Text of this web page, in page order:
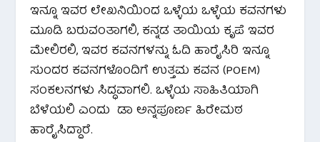
ಇನ್ನೂ ಇವರ ಲೇಖನಿಯಿಂದ ಒಳ್ಳೆಯ ಒಳ್ಳೆಯ ಕವನಗಳು
ಮೂಡಿ ಬರುವಂತಾಗಲಿ, ಕನ್ನಡ ತಾಯಿಯ ಕೃಪೆ ಇವರ
ಮೇಲಿರಲಿ, ಇವರ ಕವನಗಳನ್ನು ಓದಿ ಹಾರೈಸಿರಿ ಇನ್ನೂ
ಸುಂದರ ಕವನಗಳೊಂದಿಗೆ ಉತ್ತಮ ಕವನ (POEM)
ಸಂಕಲನಗಳು ಸಿದ್ಧವಾಗಲಿ. ಒಳ್ಳೆಯ ಸಾಹಿತಿಯಾಗಿ
ಬೆಳೆಯಲಿ ಎಂದು ಡಾ ಅನ್ನಪೂರ್ಣ ಹಿರೇಮಠ
ಹಾರೈಸಿದ್ದಾರೆ.